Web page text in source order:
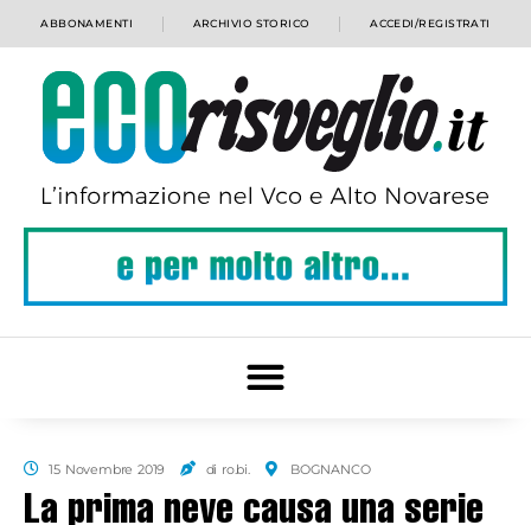
ABBONAMENTI ARCHIVIO STORICO ACCEDI/REGISTRATI
15 Novembre 2019 di ro.bi. BOGNANCO
La prima neve causa una serie